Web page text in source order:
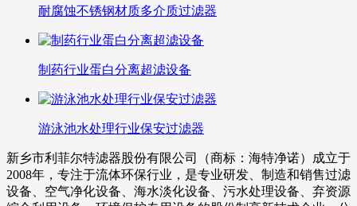
耐腐蚀不锈钢材质多介质过滤器
制药行业蛋白分离超滤设备
游泳池水处理行业保安过滤器
新乡市利菲尔特滤器股份有限公司（商标：海特净诺）成立于
2008年，专注于流体环保行业，是专业研发、制造和销售过滤
设备、空气净化设备、海水淡化设备、污水处理设备、弃资源